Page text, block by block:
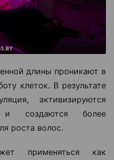
длины проникают в
клеток. В результате
активизируются
и создаются более
роста волос.
применяться как